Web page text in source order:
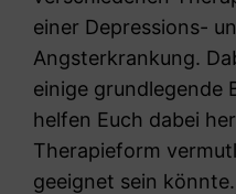
einer Depressions-
Angsterkrankung.
einige grundlegende
helfen Euch dabei
Therapieform
geeignet sein könnte.